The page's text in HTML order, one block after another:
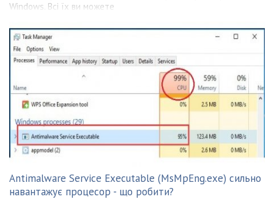
Windows. Всі їх ви можете
Antimalware Service Executable (MsMpEng.exe) сильно
навантажує процесор - що робити?